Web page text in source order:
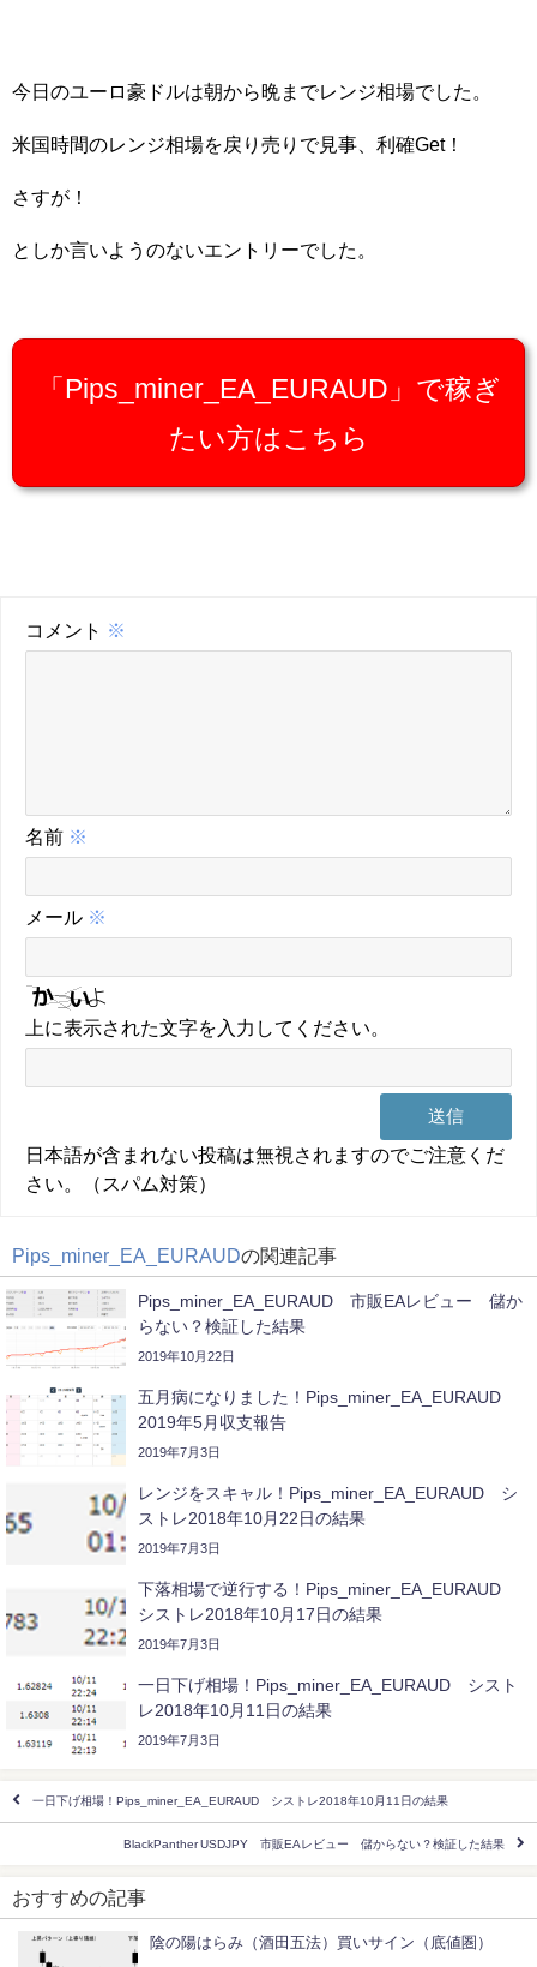
今日のユーロ豪ドルは朝から晩までレンジ相場でした。
米国時間のレンジ相場を戻り売りで見事、利確Get！
さすが！
としか言いようのないエントリーでした。
「Pips_miner_EA_EURAUD」で稼ぎ
たい方はこちら
コメント ※
名前 ※
メール ※
上に表示された文字を入力してください。
日本語が含まれない投稿は無視されますのでご注意くだ
さい。（スパム対策）
Pips_miner_EA_EURAUDの関連記事
Pips_miner_EA_EURAUD 市販EAレビュー 儲か
らない？検証した結果
2019年10月22日
五月病になりました！Pips_miner_EA_EURAUD
2019年5月収支報告
2019年7月3日
レンジをスキャル！Pips_miner_EA_EURAUD シ
ストレ2018年10月22日の結果
2019年7月3日
下落相場で逆行する！Pips_miner_EA_EURAUD
シストレ2018年10月17日の結果
2019年7月3日
一日下げ相場！Pips_miner_EA_EURAUD シスト
レ2018年10月11日の結果
2019年7月3日
一日下げ相場！Pips_miner_EA_EURAUD シストレ2018年10月11日の結果
BlackPanther USDJPY 市販EAレビュー 儲からない？検証した結果
おすすめの記事
陰の陽はらみ（酒田五法）買いサイン（底値圏）